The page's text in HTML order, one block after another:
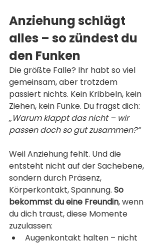
Anziehung schlägt
alles – so zündest du
den Funken
Die größte Falle? Ihr habt so viel
gemeinsam, aber trotzdem
passiert nichts. Kein Kribbeln, kein
Ziehen, kein Funke. Du fragst dich:
„Warum klappt das nicht – wir
passen doch so gut zusammen?“
Weil Anziehung fehlt. Und die
entsteht nicht auf der Sachebene,
sondern durch Präsenz,
Körperkontakt, Spannung. So
bekommst du eine Freundin, wenn
du dich traust, diese Momente
zuzulassen:
Augenkontakt halten – nicht